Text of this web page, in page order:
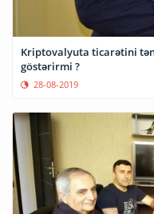
Kriptovalyuta ticarətini
göstərirmi ?
28-08-2019